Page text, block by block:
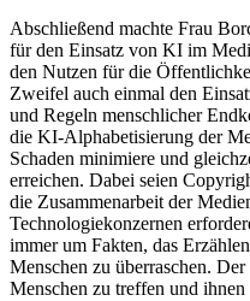
Abschließend machte Frau
für den Einsatz von KI im
den Nutzen für die
Zweifel auch einmal den
und Regeln menschlicher
die KI-Alphabetisierung der
Schaden minimiere und
erreichen. Dabei seien
die Zusammenarbeit der
Technologiekonzernen
immer um Fakten, das
Menschen zu überraschen.
Menschen zu treffen und ihnen